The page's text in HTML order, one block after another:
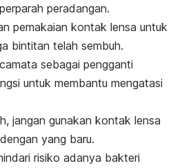
peradangan.
pemakaian kontak lensa untuk
bintitan telah sembuh.
sebagai pengganti
untuk membantu mengatasi
jangan gunakan kontak lensa
yang baru.
risiko adanya bakteri